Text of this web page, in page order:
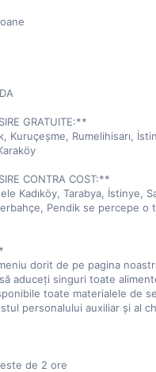
GRATUITE:**
Kuruçeşme, Rumelihisarı,
CONTRA COST:**
Kadıköy, Tarabya, İstinye,
Pendik se percepe o
dorit de pe pagina
aduceți singuri toate
toate materialele de
personalului auxiliar și al
de 2 ore